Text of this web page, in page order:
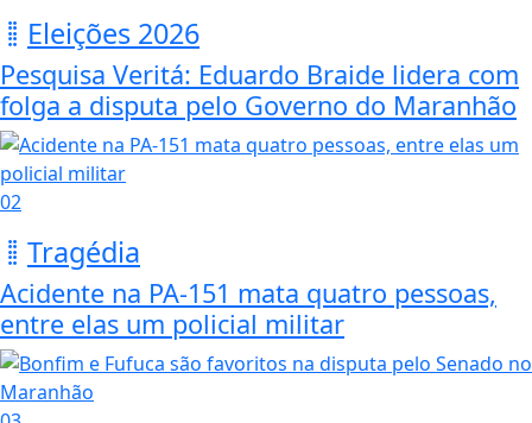
Eleições 2026
Pesquisa Veritá: Eduardo Braide lidera com
folga a disputa pelo Governo do Maranhão
02
Tragédia
Acidente na PA-151 mata quatro pessoas,
entre elas um policial militar